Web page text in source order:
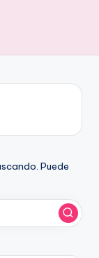
Puede